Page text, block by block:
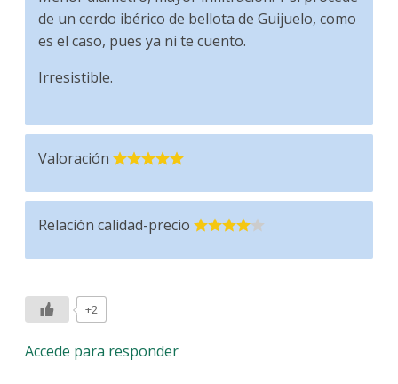
de un cerdo ibérico de bellota de Guijuelo, como
es el caso, pues ya ni te cuento.
Irresistible.
Valoración
Relación calidad-precio
+2
Accede para responder